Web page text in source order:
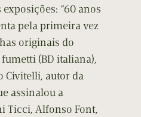
“60 anos
pela primeira vez
originais do
(BD italiana),
Civitelli, autor da
assinalou a
Ticci, Alfonso Font,